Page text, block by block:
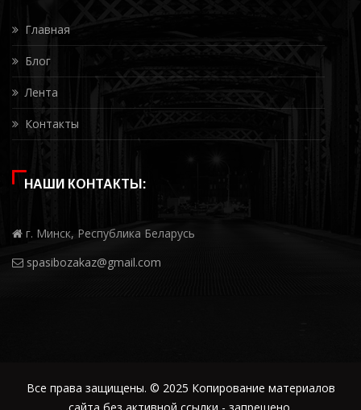
Главная
Блог
Лента
Контакты
НАШИ КОНТАКТЫ:
г. Минск, Республика Беларусь
spasibozakaz@gmail.com
Все права защищены. © 2025 Копирование материалов